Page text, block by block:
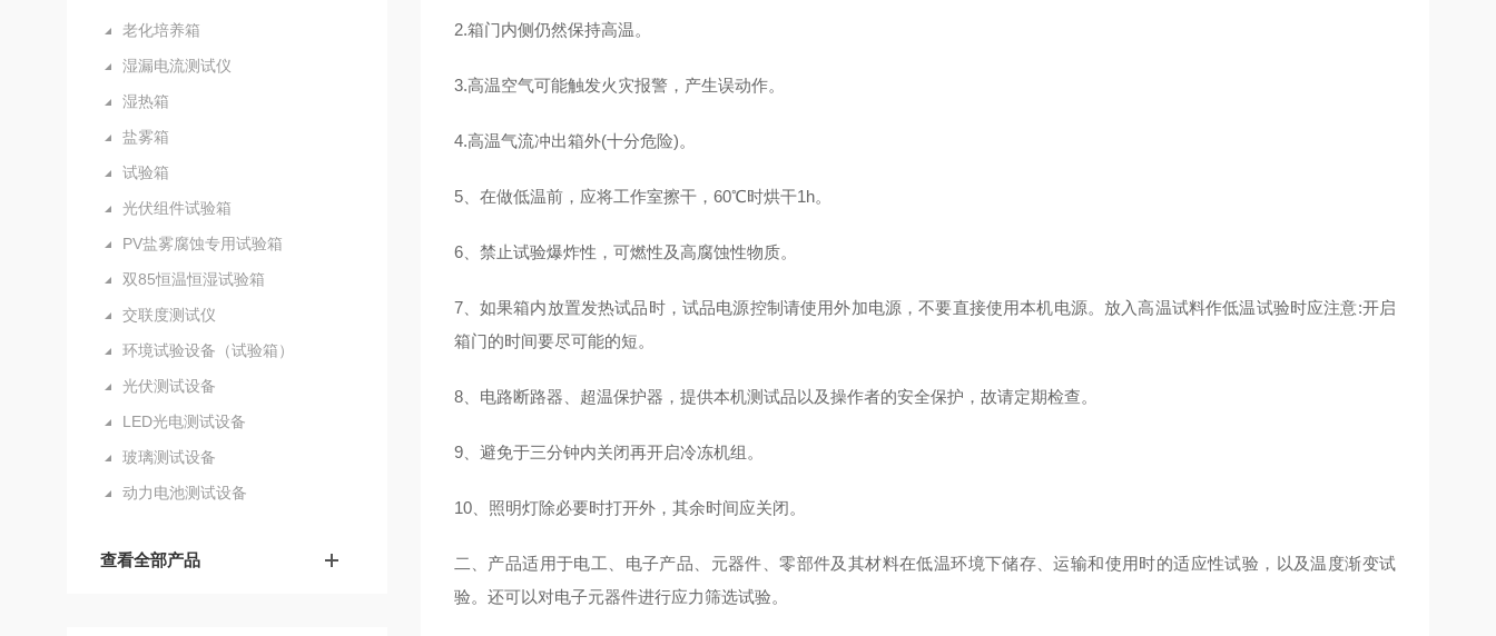
老化培养箱
湿漏电流测试仪
湿热箱
盐雾箱
试验箱
光伏组件试验箱
PV盐雾腐蚀专用试验箱
双85恒温恒湿试验箱
交联度测试仪
环境试验设备（试验箱）
光伏测试设备
LED光电测试设备
玻璃测试设备
动力电池测试设备
查看全部产品
2.箱门内侧仍然保持高温。
3.高温空气可能触发火灾报警，产生误动作。
4.高温气流冲出箱外(十分危险)。
5、在做低温前，应将工作室擦干，60℃时烘干1h。
6、禁止试验爆炸性，可燃性及高腐蚀性物质。
7、如果箱内放置发热试品时，试品电源控制请使用外加电源，不要直接使用本机电源。放入高温试料作低温试验时应注意:开启
箱门的时间要尽可能的短。
8、电路断路器、超温保护器，提供本机测试品以及操作者的安全保护，故请定期检查。
9、避免于三分钟内关闭再开启冷冻机组。
10、照明灯除必要时打开外，其余时间应关闭。
二、产品适用于电工、电子产品、元器件、零部件及其材料在低温环境下储存、运输和使用时的适应性试验，以及温度渐变试
验。还可以对电子元器件进行应力筛选试验。